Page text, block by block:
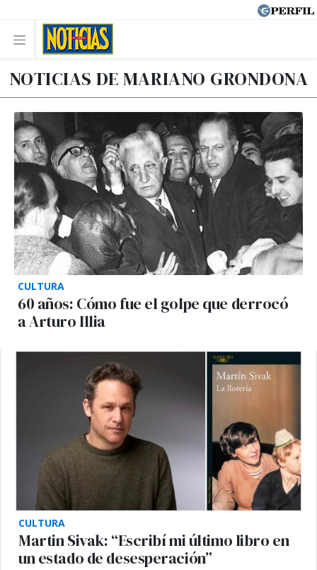
NOTICIAS DE MARIANO GRONDONA
CULTURA
60 años: Cómo fue el golpe que derrocó
a Arturo Illia
CULTURA
Martin Sivak: “Escribí mi último libro en
un estado de desesperación”